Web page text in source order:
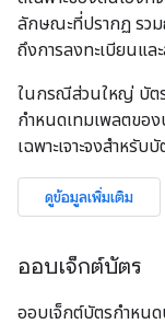
ลักษณะที่ปรากฏ รวม
ถึงการลงทะเบียนแล
ในกรณีส่วนใหญ่ บัตร
กำหนดเทมเพลตขอ
เฉพาะเจาะจงสำหรับ
ดูข้อมูลเพิ่มเติม
ออบเจ็กต์บัตร
ออบเจ็กต์บัตรกำหน